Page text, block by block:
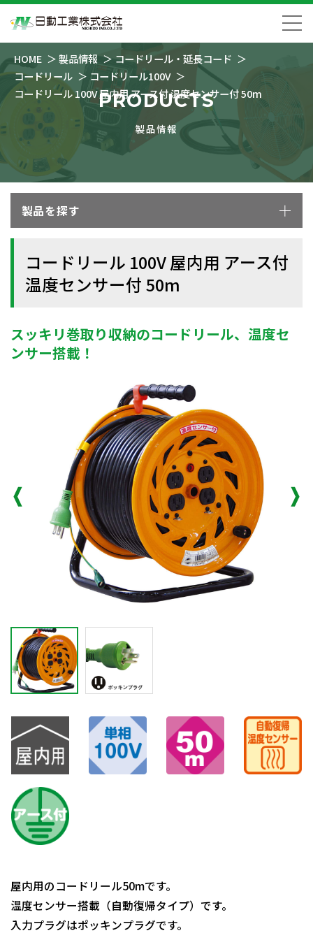
HOME 製品情報
コードリール・延長コード
コードリール
コードリール100V
コードリール 100V 屋内用 アース付 温度センサー付 50m
PRODUCTS
製品情報
製品を探す
コードリール 100V 屋内用 アース付
温度センサー付 50m
スッキリ巻取り収納のコードリール、温度セ
ンサー搭載！
屋内用のコードリール50mです。
温度センサー搭載（自動復帰タイプ）です。
入力プラグはポッキンプラグです。